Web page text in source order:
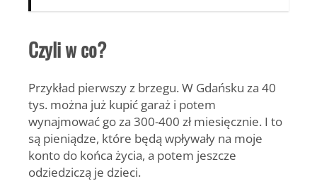
Czyli w co?
Przykład pierwszy z brzegu. W Gdańsku za 40
tys. można już kupić garaż i potem
wynajmować go za 300-400 zł miesięcznie. I to
są pieniądze, które będą wpływały na moje
konto do końca życia, a potem jeszcze
odziedziczą je dzieci.